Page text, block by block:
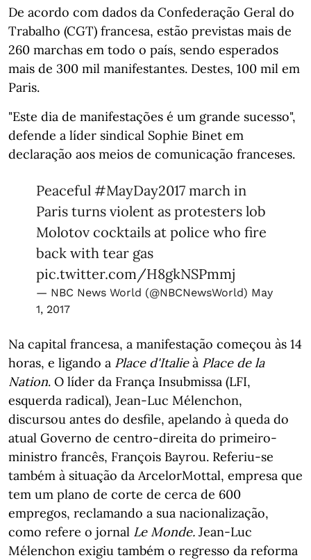
De acordo com dados da Confederação Geral do
Trabalho (CGT) francesa, estão previstas mais de
260 marchas em todo o país, sendo esperados
mais de 300 mil manifestantes. Destes, 100 mil em
Paris.
"Este dia de manifestações é um grande sucesso",
defende a líder sindical Sophie Binet em
declaração aos meios de comunicação franceses.
Peaceful #MayDay2017 march in
Paris turns violent as protesters lob
Molotov cocktails at police who fire
back with tear gas
pic.twitter.com/H8gkNSPmmj
— NBC News World (@NBCNewsWorld) May
1, 2017
Na capital francesa, a manifestação começou às 14
horas, e ligando a Place d'Italieà Place de la
Nation. O líder da França Insubmissa (LFI,
esquerda radical), Jean-Luc Mélenchon,
discursou antes do desfile, apelando à queda do
atual Governo de centro-direita do primeiro-
ministro francês, François Bayrou. Referiu-se
também à situação da ArcelorMottal, empresa que
tem um plano de corte de cerca de 600
empregos, reclamando a sua nacionalização,
como refere o jornal Le Monde. Jean-Luc
Mélenchon exigiu também o regresso da reforma